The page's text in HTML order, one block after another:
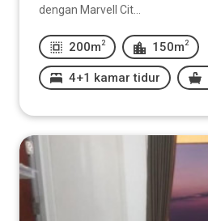
dengan Marvell Cit...
200m 2 150m 2
4+1 kamar tidur